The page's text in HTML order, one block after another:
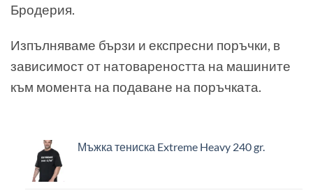
Бродерия.
Изпълняваме бързи и експресни поръчки, в
зависимост от натовареността на машините
към момента на подаване на поръчката.
Мъжка тениска Extreme Heavy 240 gr.